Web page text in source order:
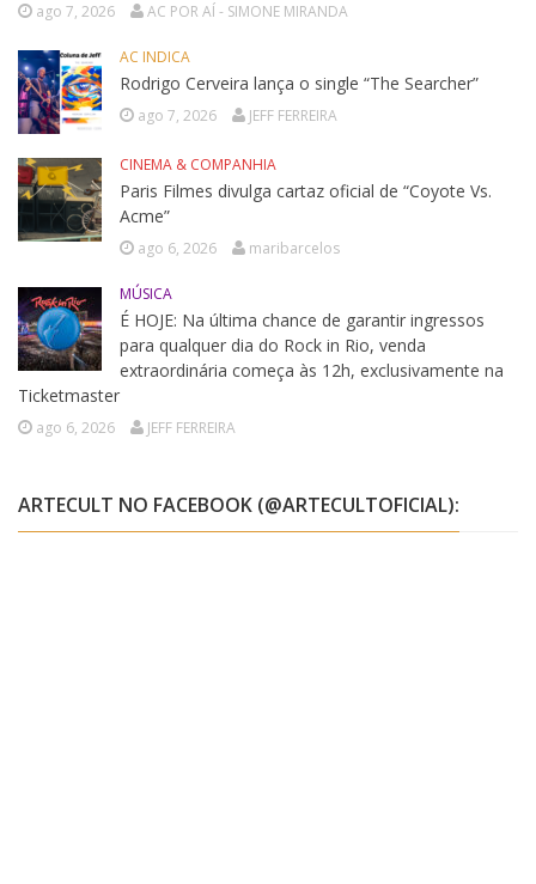
ago 7, 2026 AC POR AÍ - SIMONE MIRANDA
AC INDICA
Rodrigo Cerveira lança o single “The Searcher”
ago 7, 2026 JEFF FERREIRA
CINEMA & COMPANHIA
Paris Filmes divulga cartaz oficial de “Coyote Vs.
Acme”
ago 6, 2026 maribarcelos
MÚSICA
É HOJE: Na última chance de garantir ingressos
para qualquer dia do Rock in Rio, venda
extraordinária começa às 12h, exclusivamente na
Ticketmaster
ago 6, 2026 JEFF FERREIRA
ARTECULT NO FACEBOOK (@ARTECULTOFICIAL):